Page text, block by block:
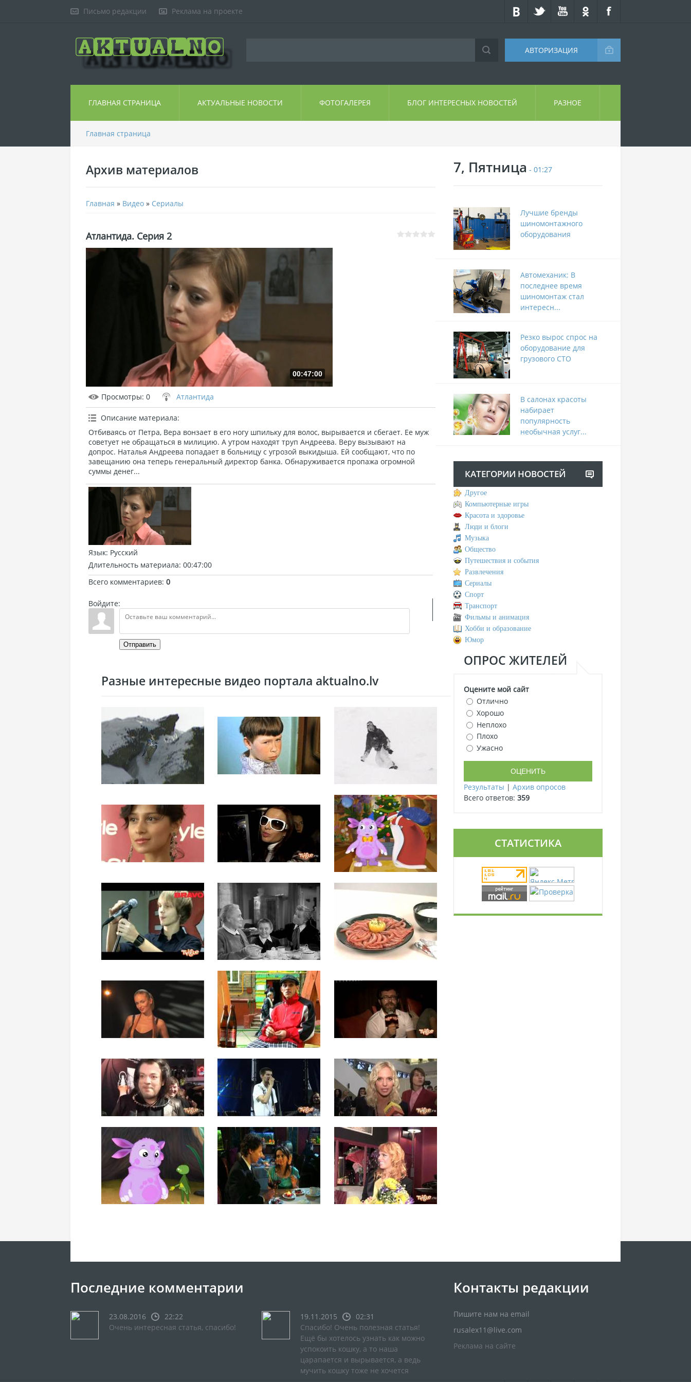
Письмо редакции Реклама на проекте
АВТОРИЗАЦИЯ
ГЛАВНАЯ СТРАНИЦА АКТУАЛЬНЫЕ НОВОСТИ ФОТОГАЛЕРЕЯ БЛОГ ИНТЕРЕСНЫХ НОВОСТЕЙ РАЗНОЕ
Главная страница
Архив материалов
Главная » Видео » Сериалы
Атлантида. Серия 2
00:47:00
Просмотры: 0 Атлантида
Описание материала:
Отбиваясь от Петра, Вера вонзает в его ногу шпильку для волос, вырывается и сбегает. Ее муж
советует не обращаться в милицию. А утром находят труп Андреева. Веру вызывают на
допрос. Наталья Андреева попадает в больницу с угрозой выкидыша. Ей сообщают, что по
завещанию она теперь генеральный директор банка. Обнаруживается пропажа огромной
суммы денег...
Язык: Русский
Длительность материала: 00:47:00
Всего комментариев: 0
Войдите:
Отправить
Разные интересные видео портала aktualno.lv
7, Пятница - 01:27
Лучшие бренды
шиномонтажного
оборудования
Автомеханик: В
последнее время
шиномонтаж стал
интересн...
Резко вырос спрос на
оборудование для
грузового СТО
В салонах красоты
набирает
популярность
необычная услуг...
КАТЕГОРИИ НОВОСТЕЙ
Другое
Компьютерные игры
Красота и здоровье
Люди и блоги
Музыка
Общество
Путешествия и события
Развлечения
Сериалы
Спорт
Транспорт
Фильмы и анимация
Хобби и образование
Юмор
ОПРОС ЖИТЕЛЕЙ
Оцените мой сайт
Отлично
Хорошо
Неплохо
Плохо
Ужасно
Результаты | Архив опросов
Всего ответов: 359
СТАТИСТИКА
Последние комментарии
23.08.2016
22:22
Очень интересная статья, спасибо!
19.11.2015
02:31
Спасибо! Очень полезная статья!
Ещё бы хотелось узнать как можно
успокоить кошку, а то наша
царапается и вырывается, а ведь
мучить кошку тоже не хочется
Контакты редакции
Пишите нам на email
rusalex11@live.com
Реклама на сайте